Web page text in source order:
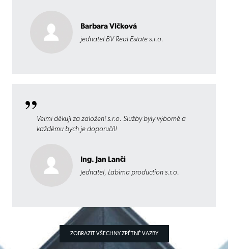
Barbara Vlčková
jednatel BV Real Estate s.r.o.
Velmi děkuji za založení s.r.o. Služby byly výborné a
každému bych je doporučil!
Ing. Jan Lanči
jednatel, Labima production s.r.o.
ZOBRAZIT VŠECHNY ZPĚTNÉ VAZBY